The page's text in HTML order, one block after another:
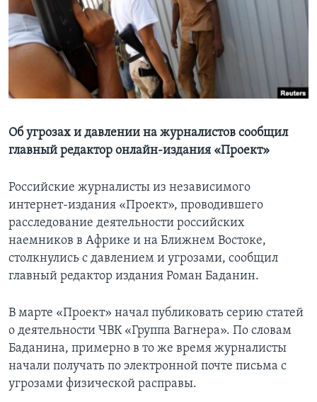
Learning English
СОЦИАЛЬНЫЕ СЕТИ
Языки
Об угрозах и давлении на журналистов сообщил
главный редактор онлайн-издания «Проект»
Российские журналисты из независимого
интернет-издания «Проект», проводившего
расследование деятельности российских
наемников в Африке и на Ближнем Востоке,
столкнулись с давлением и угрозами, сообщил
главный редактор издания Роман Баданин.
В марте «Проект» начал публиковать серию статей
о деятельности ЧВК «Группа Вагнера». По словам
Баданина, примерно в то же время журналисты
начали получать по электронной почте письма с
угрозами физической расправы.